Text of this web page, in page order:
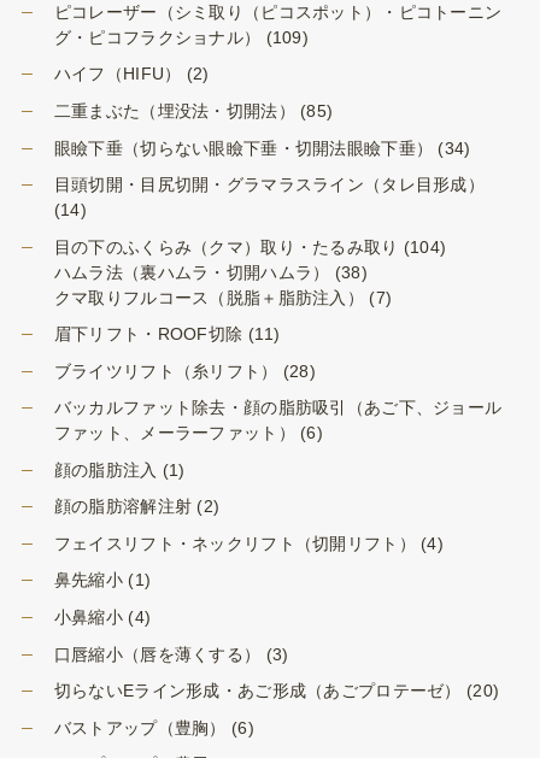
ピコレーザー（シミ取り（ピコスポット）・ピコトーニン
グ・ピコフラクショナル）
(109)
ハイフ（HIFU）
(2)
二重まぶた（埋没法・切開法）
(85)
眼瞼下垂（切らない眼瞼下垂・切開法眼瞼下垂）
(34)
目頭切開・目尻切開・グラマラスライン（タレ目形成）
(14)
目の下のふくらみ（クマ）取り・たるみ取り (104)
ハムラ法（裏ハムラ・切開ハムラ）
(38)
クマ取りフルコース（脱脂＋脂肪注入）
(7)
眉下リフト・ROOF切除 (11)
ブライツリフト（糸リフト）
(28)
バッカルファット除去・顔の脂肪吸引（あご下、ジョール
ファット、メーラーファット）
(6)
顔の脂肪注入 (1)
顔の脂肪溶解注射 (2)
フェイスリフト・ネックリフト（切開リフト）
(4)
鼻先縮小(1)
小鼻縮小(4)
口唇縮小（唇を薄くする）
(3)
切らないEライン形成・あご形成（あごプロテーゼ）
(20)
バストアップ（豊胸）
(6)